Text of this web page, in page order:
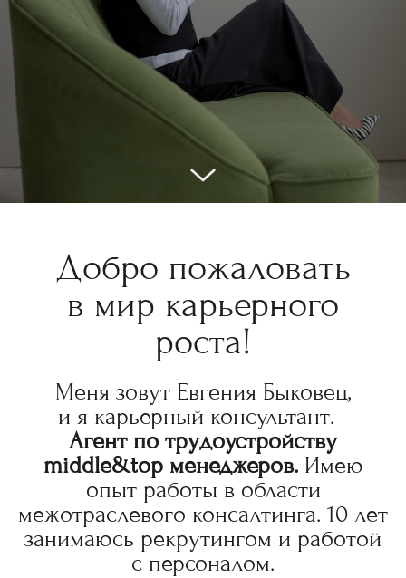
Добро пожаловать
в мир карьерного
роста!
Меня зовут Евгения Быковец,
и я карьерный консультант.
Агент по трудоустройству
middle&top менеджеров.Имею
опыт работы в области
межотраслевого консалтинга. 10 лет
занимаюсь рекрутингом и работой
с персоналом.